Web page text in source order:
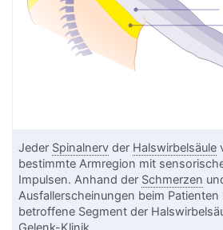
Jeder Spinalnerv der Halswirbelsäule
bestimmte Armregion mit
Impulsen. Anhand der Schmerzen
Ausfallerscheinungen beim
betroffene Segment der